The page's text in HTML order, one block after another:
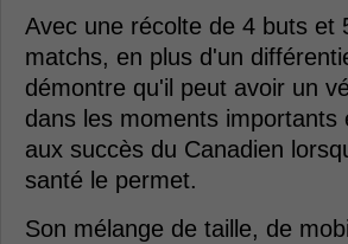
Avec une récolte de 4 buts et
matchs, en plus d'un
démontre qu'il peut avoir un
dans les moments importants
aux succès du Canadien
santé le permet.
Son mélange de taille, de